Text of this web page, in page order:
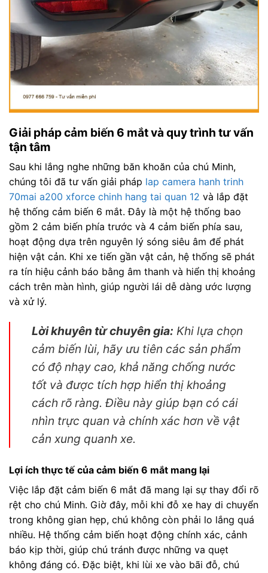
Giải pháp cảm biến 6 mắt và quy trình tư vấn
tận tâm
Sau khi lắng nghe những băn khoăn của chú Minh,
chúng tôi đã tư vấn giải pháp lap camera hanh trinh
70mai a200 xforce chinh hang tai quan 12 và lắp đặt
hệ thống cảm biến 6 mắt. Đây là một hệ thống bao
gồm 2 cảm biến phía trước và 4 cảm biến phía sau,
hoạt động dựa trên nguyên lý sóng siêu âm để phát
hiện vật cản. Khi xe tiến gần vật cản, hệ thống sẽ phát
ra tín hiệu cảnh báo bằng âm thanh và hiển thị khoảng
cách trên màn hình, giúp người lái dễ dàng ước lượng
và xử lý.
Lời khuyên từ chuyên gia: Khi lựa chọn
cảm biến lùi, hãy ưu tiên các sản phẩm
có độ nhạy cao, khả năng chống nước
tốt và được tích hợp hiển thị khoảng
cách rõ ràng. Điều này giúp bạn có cái
nhìn trực quan và chính xác hơn về vật
cản xung quanh xe.
Lợi ích thực tế của cảm biến 6 mắt mang lại
Việc lắp đặt cảm biến 6 mắt đã mang lại sự thay đổi rõ
rệt cho chú Minh. Giờ đây, mỗi khi đỗ xe hay di chuyển
trong không gian hẹp, chú không còn phải lo lắng quá
nhiều. Hệ thống cảm biến hoạt động chính xác, cảnh
báo kịp thời, giúp chú tránh được những va quẹt
không đáng có. Đặc biệt, khi lùi xe vào bãi đỗ, chú